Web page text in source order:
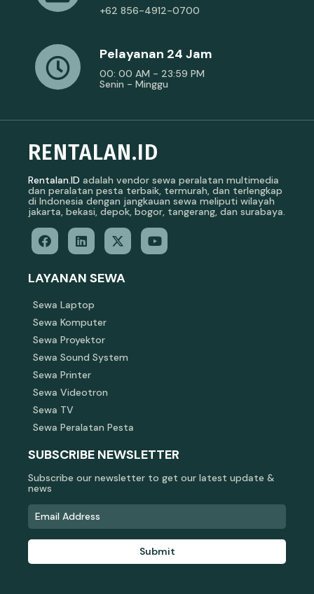
+62 856-4912-0700
Pelayanan 24 Jam
00: 00 AM - 23:59 PM
Senin - Minggu
RENTALAN.ID
Rentalan.ID adalah vendor sewa peralatan multimedia
dan peralatan pesta terbaik, termurah, dan terlengkap
di Indonesia dengan jangkauan sewa meliputi wilayah
jakarta, bekasi, depok, bogor, tangerang, dan surabaya.
LAYANAN SEWA
Sewa Laptop
Sewa Komputer
Sewa Proyektor
Sewa Sound System
Sewa Printer
Sewa Videotron
Sewa TV
Sewa Peralatan Pesta
SUBSCRIBE NEWSLETTER
Subscribe our newsletter to get our latest update &
news
Submit